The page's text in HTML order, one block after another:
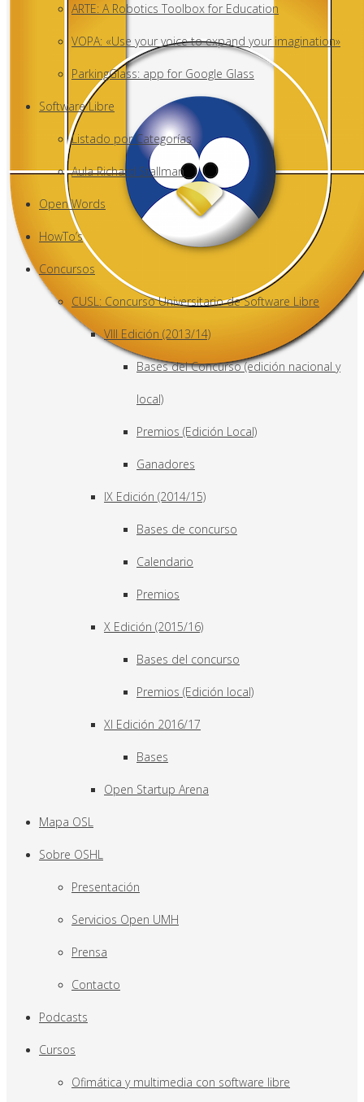
ARTE: A Robotics Toolbox for Education
VOPA: «Use your voice to expand your imagination»
ParkingGlass: app for Google Glass
Software Libre
Listado por Categorías
Aula Richard Stallman
Open Words
HowTo’s
Concursos
CUSL: Concurso Universitario de Software Libre
VIII Edición (2013/14)
Bases del Concurso (edición nacional y
local)
Premios (Edición Local)
Ganadores
IX Edición (2014/15)
Bases de concurso
Calendario
Premios
X Edición (2015/16)
Bases del concurso
Premios (Edición local)
XI Edición 2016/17
Bases
Open Startup Arena
Mapa OSL
Sobre OSHL
Presentación
Servicios Open UMH
Prensa
Contacto
Podcasts
Cursos
Ofimática y multimedia con software libre